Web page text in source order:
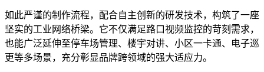
如此严谨的制作流程，配合自主创新的研发技术，构筑了一座
坚实的工业网络桥梁。它不仅满足路口视频监控的苛刻需求，
也能广泛延伸至停车场管理、楼宇对讲、小区一卡通、电子巡
更等多场景，充分彰显品牌跨领域的强大适应力。